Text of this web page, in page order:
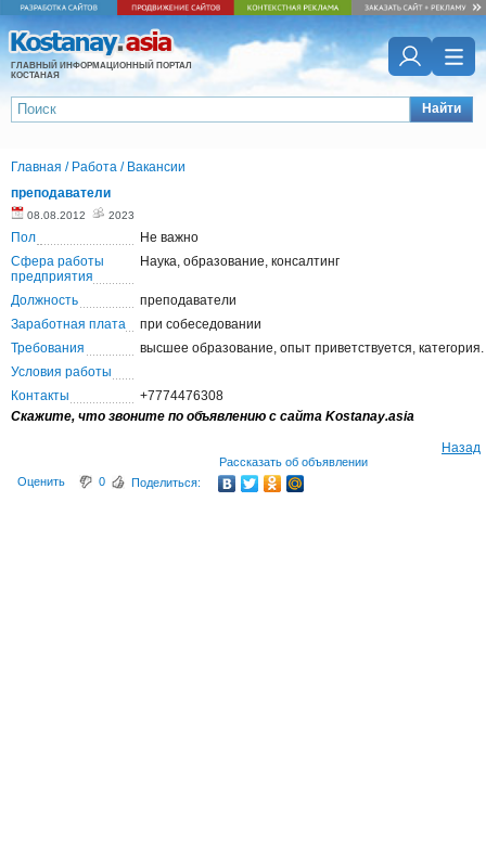
ГЛАВНЫЙ ИНФОРМАЦИОННЫЙ ПОРТАЛ
КОСТАНАЯ
Найти
Главная / Работа / Вакансии
преподаватели
08.08.2012 2023
Пол
Не важно
Сфера работы
предприятия
Наука, образование, консалтинг
Должность
преподаватели
Заработная плата
при собеседовании
Требования
высшее образование, опыт приветствуется, категория.
Условия работы
Контакты
+7774476308
Скажите, что звоните по объявлению с сайта Kostanay.asia
Назад
Рассказать об объявлении
Оценить
0 Поделиться: